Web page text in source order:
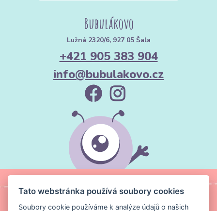
Bubulákovo
Lužná 2320/6, 927 05 Šala
+421 905 383 904
info@bubulakovo.cz
Tato webstránka používá soubory cookies
Soubory cookie používáme k analýze údajů o našich